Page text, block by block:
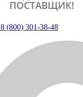
8 (800) 301-38-48